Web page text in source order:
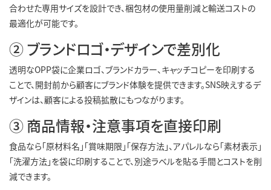
合わせた専用サイズを設計でき、梱包材の使用量削減と輸送コストの
最適化が可能です。
② ブランドロゴ・デザインで差別化
透明なOPP袋に企業ロゴ、ブランドカラー、キャッチコピーを印刷する
ことで、開封前から顧客にブランド体験を提供できます。SNS映えするデ
ザインは、顧客による投稿拡散にもつながります。
③ 商品情報・注意事項を直接印刷
食品なら「原材料名」「賞味期限」「保存方法」、アパレルなら「素材表示」
「洗濯方法」を袋に印刷することで、別途ラベルを貼る手間とコストを削
減できます。